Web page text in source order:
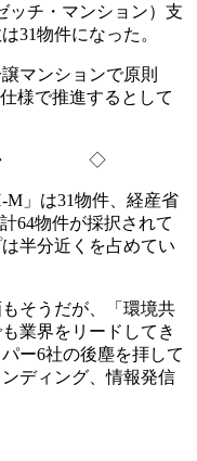
ッチ・マンション）支
31物件になった。
マンションで原則
様で推進するとして
◇
」は31物件、経産省
64物件が採択されて
半分近くを占めてい
そうだが、「環境共
業界をリードしてき
ー6社の後塵を拝して
ディング、情報発信